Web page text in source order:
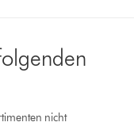
nicht